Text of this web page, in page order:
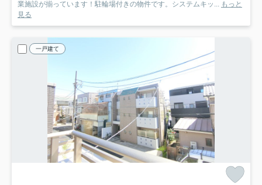
業施設が揃っています！駐輪場付きの物件です。システムキッ... もっと
見る
一戸建て